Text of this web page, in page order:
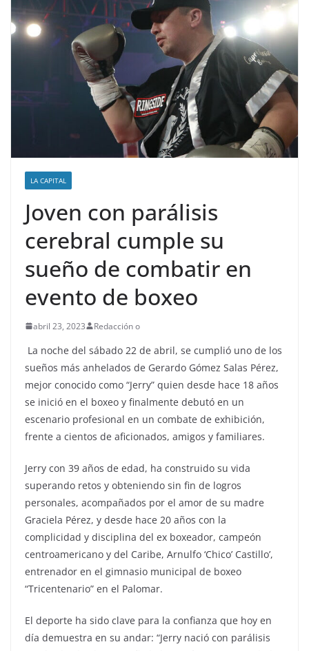
LA CAPITAL
Joven con parálisis
cerebral cumple su
sueño de combatir en
evento de boxeo
abril 23, 2023 Redacción o
La noche del sábado 22 de abril, se cumplió uno de los
sueños más anhelados de Gerardo Gómez Salas Pérez,
mejor conocido como “Jerry” quien desde hace 18 años
se inició en el boxeo y finalmente debutó en un
escenario profesional en un combate de exhibición,
frente a cientos de aficionados, amigos y familiares.
Jerry con 39 años de edad, ha construido su vida
superando retos y obteniendo sin fin de logros
personales, acompañados por el amor de su madre
Graciela Pérez, y desde hace 20 años con la
complicidad y disciplina del ex boxeador, campeón
centroamericano y del Caribe, Arnulfo ‘Chico’ Castillo’,
entrenador en el gimnasio municipal de boxeo
“Tricentenario” en el Palomar.
El deporte ha sido clave para la confianza que hoy en
día demuestra en su andar: “Jerry nació con parálisis